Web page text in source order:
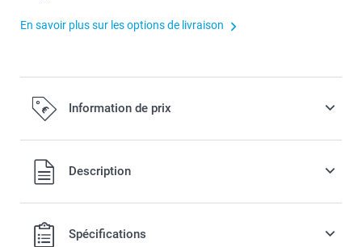
En savoir plus sur les options de livraison
Information de prix
Tous les prix sont TVA incluse
Description
Spécifications